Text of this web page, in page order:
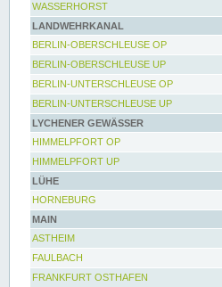
WASSERHORST
LANDWEHRKANAL
BERLIN-OBERSCHLEUSE OP
BERLIN-OBERSCHLEUSE UP
BERLIN-UNTERSCHLEUSE OP
BERLIN-UNTERSCHLEUSE UP
LYCHENER GEWÄSSER
HIMMELPFORT OP
HIMMELPFORT UP
LÜHE
HORNEBURG
MAIN
ASTHEIM
FAULBACH
FRANKFURT OSTHAFEN